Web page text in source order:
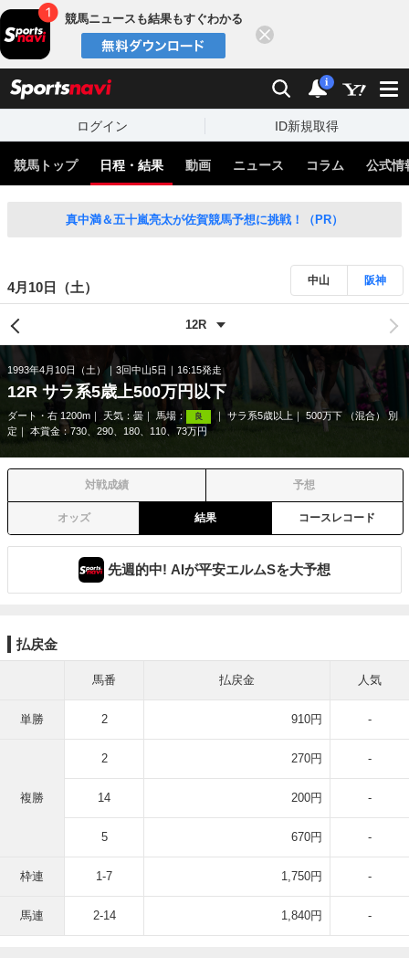
競馬ニュースも結果もすぐわかる
検索 通知
i
ログイン ID新規取得
競馬トップ 日程・結果 動画 ニュース コラム 公式情
真中満＆五十嵐亮太が佐賀競馬予想に挑戦！（PR）
4月10日（土） 中山 阪神
1993年4月10日（土） 3回中山5日 16:15発走
12R サラ系5歳上500万円以下
ダート・右 1200m 天気： 曇 馬場： 良 サラ系5歳以上
500万下 （混合） 別
定
本賞金：730、290、180、110、73万円
対戦成績 予想
オッズ 結果 コースレコード
先週的中! AIが平安エルムSを大予想
払戻金
馬番 払戻金 人気
単勝 2 910円 -
複勝
2 270円 -
14 200円 -
5 670円 -
枠連 1-7 1,750円 -
馬連 2-14 1,840円 -